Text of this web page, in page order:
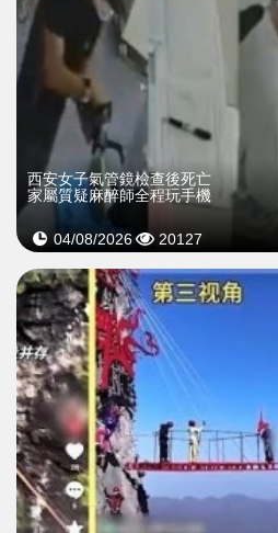
西安女子氣管鏡檢查後死亡
家屬質疑麻醉師全程玩手機
04/08/2026 20127